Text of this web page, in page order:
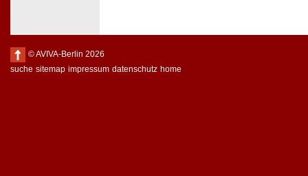
© AVIVA-Berlin 2026
suche sitemap impressum datenschutz home